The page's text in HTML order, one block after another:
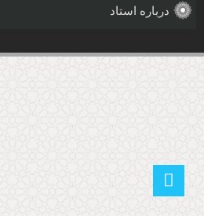
درباره استاد